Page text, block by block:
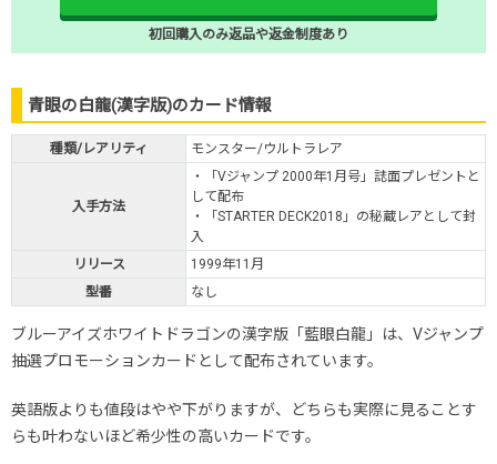
初回購入のみ返品や返金制度あり
青眼の白龍(漢字版)のカード情報
種類/レアリティ モンスター/ウルトラレア
入手方法
・「Vジャンプ 2000年1月号」誌面プレゼントと
して配布
・「STARTER DECK2018」の秘蔵レアとして封
入
リリース
1999年11月
型番
なし
ブルーアイズホワイトドラゴンの漢字版「藍眼白龍」は、Vジャンプ
抽選プロモーションカードとして配布されています。
英語版よりも値段はやや下がりますが、どちらも実際に見ることす
らも叶わないほど希少性の高いカードです。